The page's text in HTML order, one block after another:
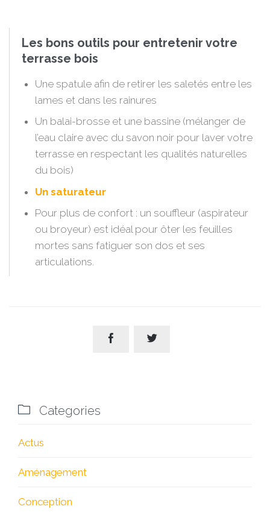
Les bons outils pour entretenir votre
terrasse bois
Une spatule afin de retirer les saletés entre les
lames et dans les rainures
Un balai-brosse et une bassine (mélanger de
l’eau claire avec du savon noir pour laver votre
terrasse en respectant les qualités naturelles
du bois)
Un saturateur
Pour plus de confort : un souffleur (aspirateur
ou broyeur) est idéal pour ôter les feuilles
mortes sans fatiguer son dos et ses
articulations.
 
 Categories
Actus
Aménagement
Conception